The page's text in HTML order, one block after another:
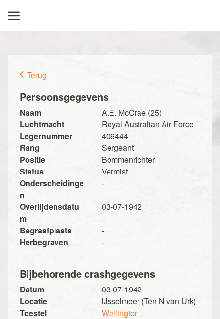
Terug
Persoonsgegevens
Naam
A.E. McCrae (25)
Luchtmacht
Royal Australian Air Force
Legernummer
406444
Rang
Sergeant
Positie
Bommenrichter
Status
Vermist
Onderscheidinge
n
-
Overlijdensdatu
m
03-07-1942
Begraafplaats
-
Herbegraven
-
Bijbehorende crashgegevens
Datum
03-07-1942
Locatie
IJsselmeer (Ten N van Urk)
Toestel
Wellington